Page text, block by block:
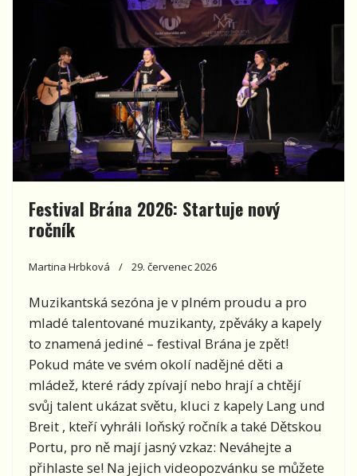
Festival Brána 2026: Startuje nový
ročník
Martina Hrbková 29. červenec 2026
Muzikantská sezóna je v plném proudu a pro
mladé talentované muzikanty, zpěváky a kapely
to znamená jediné – festival Brána je zpět!
Pokud máte ve svém okolí nadějné děti a
mládež, které rády zpívají nebo hrají a chtějí
svůj talent ukázat světu, kluci z kapely Lang und
Breit , kteří vyhráli loňský ročník a také Dětskou
Portu, pro ně mají jasný vzkaz: Neváhejte a
přihlaste se! Na jejich videopozvánku se můžete